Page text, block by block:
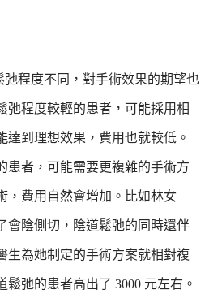
弛程度不同，對手術效果的期望也
弛程度較輕的患者，可能採用相
達到理想效果，費用也就較低。
患者，可能需要更複雜的手術方
，費用自然會增加。比如林女
會陰側切，陰道鬆弛的同時還伴
生為她制定的手術方案就相對複
鬆弛的患者高出了 3000 元左右。